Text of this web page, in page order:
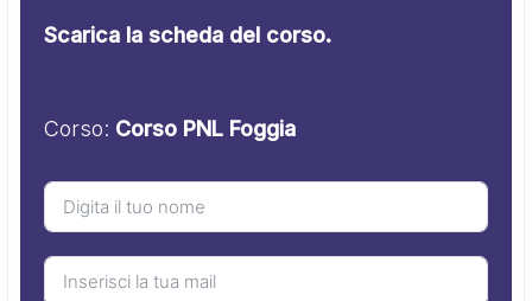
Scarica la scheda del corso.
Corso: Corso PNL Foggia